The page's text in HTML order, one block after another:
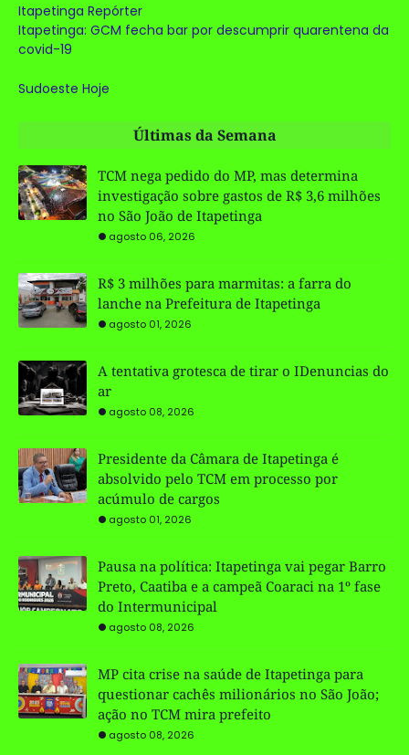
Itapetinga Repórter
Itapetinga: GCM fecha bar por descumprir quarentena da
covid-19
Sudoeste Hoje
Últimas da Semana
TCM nega pedido do MP, mas determina
investigação sobre gastos de R$ 3,6 milhões
no São João de Itapetinga
agosto 06, 2026
R$ 3 milhões para marmitas: a farra do
lanche na Prefeitura de Itapetinga
agosto 01, 2026
A tentativa grotesca de tirar o IDenuncias do
ar
agosto 08, 2026
Presidente da Câmara de Itapetinga é
absolvido pelo TCM em processo por
acúmulo de cargos
agosto 01, 2026
Pausa na política: Itapetinga vai pegar Barro
Preto, Caatiba e a campeã Coaraci na 1º fase
do Intermunicipal
agosto 08, 2026
MP cita crise na saúde de Itapetinga para
questionar cachês milionários no São João;
ação no TCM mira prefeito
agosto 08, 2026